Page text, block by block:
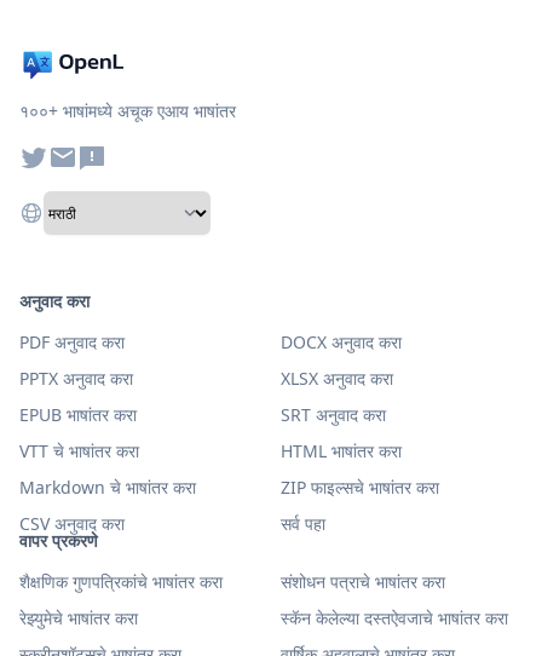
१००+ भाषांमध्ये अचूक एआय भाषांतर
वापर प्रकरणे
शैक्षणिक गुणपत्रिकांचे भाषांतर करा
संशोधन पत्राचे भाषांतर करा
रेझ्युमेचे भाषांतर करा
स्कॅन केलेल्या दस्तऐवजाचे भाषांतर करा
अनुवाद करा
PDF अनुवाद करा
DOCX अनुवाद करा
PPTX अनुवाद करा
XLSX अनुवाद करा
EPUB भाषांतर करा
SRT अनुवाद करा
VTT चे भाषांतर करा
HTML भाषांतर करा
Markdown चे भाषांतर करा
ZIP फाइल्सचे भाषांतर करा
CSV अनुवाद करा
सर्व पहा